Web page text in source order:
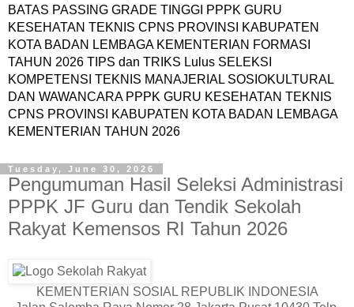
BATAS PASSING GRADE TINGGI PPPK GURU
KESEHATAN TEKNIS CPNS PROVINSI KABUPATEN
KOTA BADAN LEMBAGA KEMENTERIAN FORMASI
TAHUN 2026 TIPS dan TRIKS Lulus SELEKSI
KOMPETENSI TEKNIS MANAJERIAL SOSIOKULTURAL
DAN WAWANCARA PPPK GURU KESEHATAN TEKNIS
CPNS PROVINSI KABUPATEN KOTA BADAN LEMBAGA
KEMENTERIAN TAHUN 2026
Tuesday, June 30, 2026
Pengumuman Hasil Seleksi Administrasi
PPPK JF Guru dan Tendik Sekolah
Rakyat Kemensos RI Tahun 2026
KEMENTERIAN SOSIAL REPUBLIK INDONESIA